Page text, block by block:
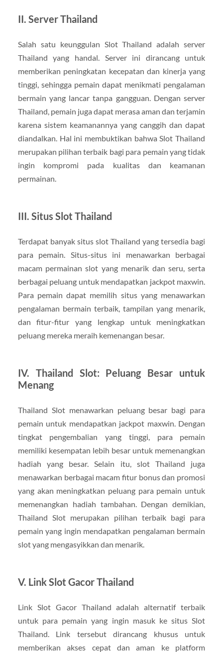
II. Server Thailand
Salah satu keunggulan Slot Thailand adalah server
Thailand yang handal. Server ini dirancang untuk
memberikan peningkatan kecepatan dan kinerja yang
tinggi, sehingga pemain dapat menikmati pengalaman
bermain yang lancar tanpa gangguan. Dengan server
Thailand, pemain juga dapat merasa aman dan terjamin
karena sistem keamanannya yang canggih dan dapat
diandalkan. Hal ini membuktikan bahwa Slot Thailand
merupakan pilihan terbaik bagi para pemain yang tidak
ingin kompromi pada kualitas dan keamanan
permainan.
III. Situs Slot Thailand
Terdapat banyak situs slot Thailand yang tersedia bagi
para pemain. Situs-situs ini menawarkan berbagai
macam permainan slot yang menarik dan seru, serta
berbagai peluang untuk mendapatkan jackpot maxwin.
Para pemain dapat memilih situs yang menawarkan
pengalaman bermain terbaik, tampilan yang menarik,
dan fitur-fitur yang lengkap untuk meningkatkan
peluang mereka meraih kemenangan besar.
IV. Thailand Slot: Peluang Besar untuk
Menang
Thailand Slot menawarkan peluang besar bagi para
pemain untuk mendapatkan jackpot maxwin. Dengan
tingkat pengembalian yang tinggi, para pemain
memiliki kesempatan lebih besar untuk memenangkan
hadiah yang besar. Selain itu, slot Thailand juga
menawarkan berbagai macam fitur bonus dan promosi
yang akan meningkatkan peluang para pemain untuk
memenangkan hadiah tambahan. Dengan demikian,
Thailand Slot merupakan pilihan terbaik bagi para
pemain yang ingin mendapatkan pengalaman bermain
slot yang mengasyikkan dan menarik.
V. Link Slot Gacor Thailand
Link Slot Gacor Thailand adalah alternatif terbaik
untuk para pemain yang ingin masuk ke situs Slot
Thailand. Link tersebut dirancang khusus untuk
memberikan akses cepat dan aman ke platform